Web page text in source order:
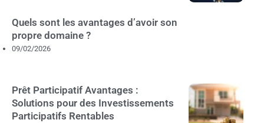
Quels sont les avantages d’avoir son
propre domaine ?
09/02/2026
Prêt Participatif Avantages :
Solutions pour des Investissements
Participatifs Rentables